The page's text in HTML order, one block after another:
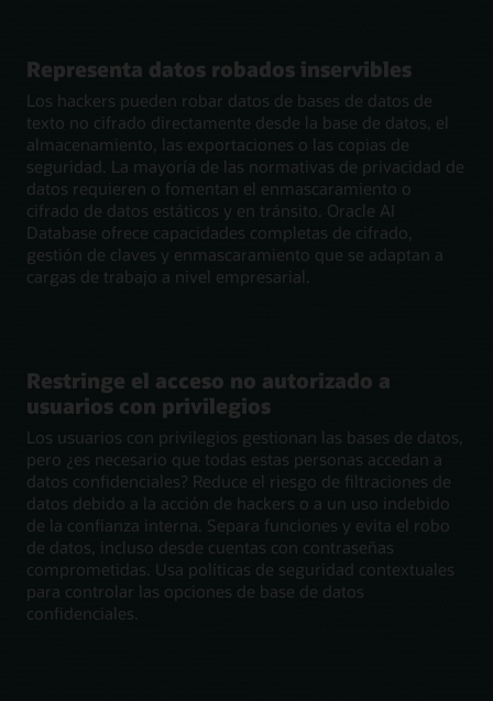
Representa datos robados inservibles
Los hackers pueden robar datos de bases de datos de
texto no cifrado directamente desde la base de datos, el
almacenamiento, las exportaciones o las copias de
seguridad. La mayoría de las normativas de privacidad de
datos requieren o fomentan el enmascaramiento o
cifrado de datos estáticos y en tránsito. Oracle AI
Database ofrece capacidades completas de cifrado,
gestión de claves y enmascaramiento que se adaptan a
cargas de trabajo a nivel empresarial.
Restringe el acceso no autorizado a
usuarios con privilegios
Los usuarios con privilegios gestionan las bases de datos,
pero ¿es necesario que todas estas personas accedan a
datos confidenciales? Reduce el riesgo de filtraciones de
datos debido a la acción de hackers o a un uso indebido
de la confianza interna. Separa funciones y evita el robo
de datos, incluso desde cuentas con contraseñas
comprometidas. Usa políticas de seguridad contextuales
para controlar las opciones de base de datos
confidenciales.